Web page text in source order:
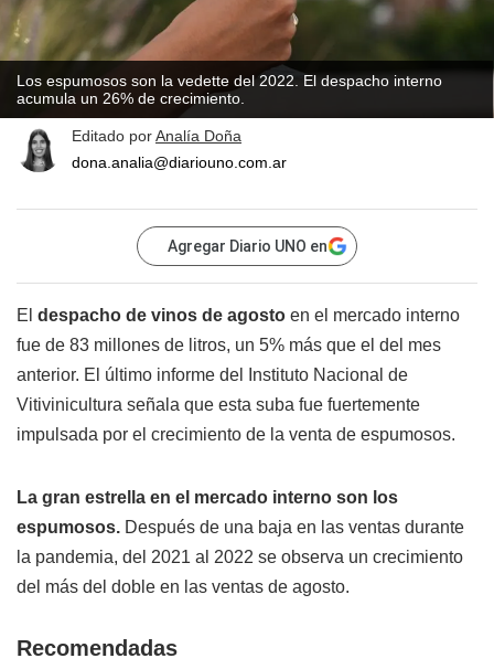
Los espumosos son la vedette del 2022. El despacho interno
acumula un 26% de crecimiento.
Editado porAnalía Doña
dona.analia@diariouno.com.ar
Agregar Diario UNO en
El despacho de vinos de agosto en el mercado interno
fue de 83 millones de litros, un 5% más que el del mes
anterior. El último informe del Instituto Nacional de
Vitivinicultura señala que esta suba fue fuertemente
impulsada por el crecimiento de la venta de espumosos.
La gran estrella en el mercado interno son los
espumosos. Después de una baja en las ventas durante
la pandemia, del 2021 al 2022 se observa un crecimiento
del más del doble en las ventas de agosto.
Recomendadas